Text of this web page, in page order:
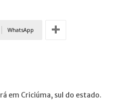
WhatsApp
em Criciúma, sul do estado.